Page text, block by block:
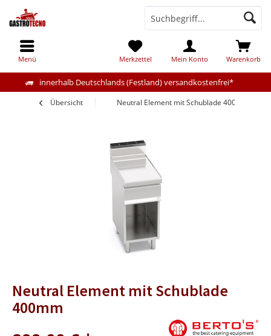
innerhalb Deutschlands (Festland) versandkostenfrei*
Warenkorb
Merkzettel Mein Konto
Menü
Übersicht Neutral Element mit Schublade 400mm
Neutral Element mit Schublade
400mm